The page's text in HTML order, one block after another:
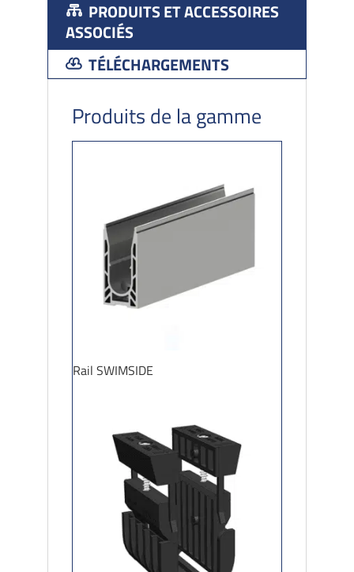
PRODUITS ET ACCESSOIRES
ASSOCIÉS
TÉLÉCHARGEMENTS
Produits de la gamme
Rail SWIMSIDE